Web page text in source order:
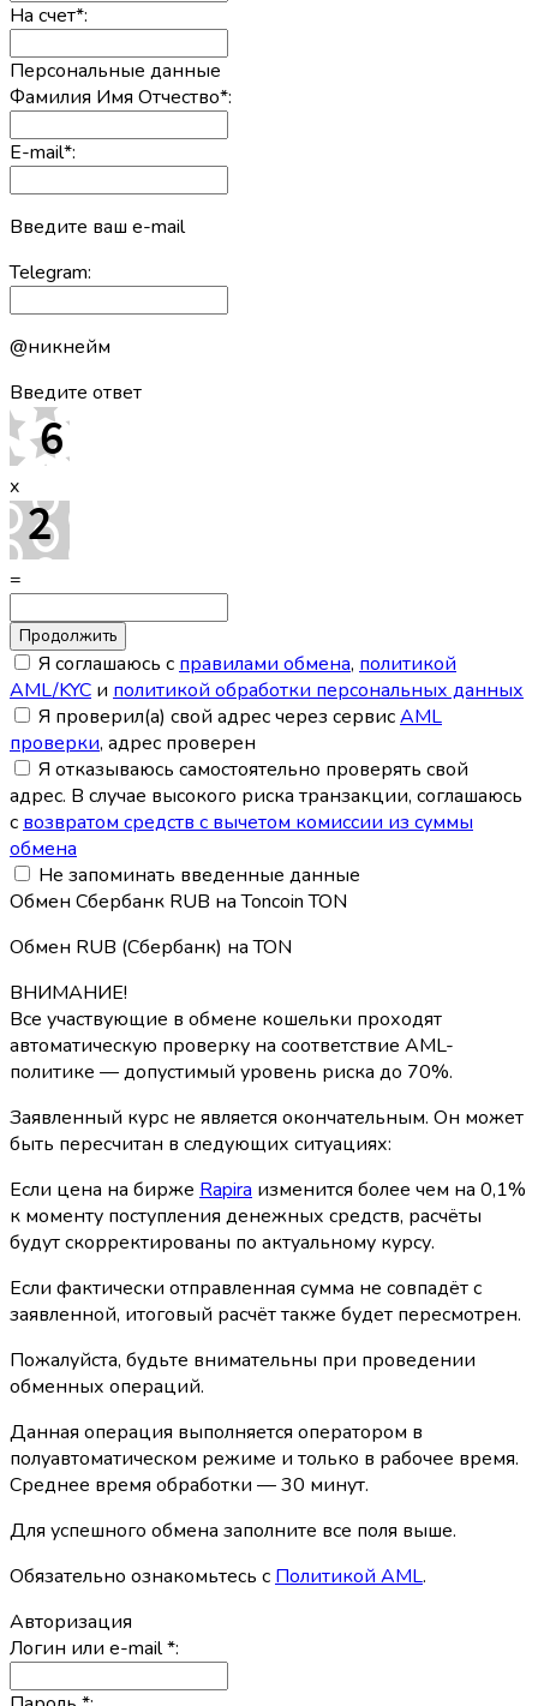
На счет*:
Персональные данные
Фамилия Имя Отчество*:
E-mail*:
Введите ваш e-mail
Telegram:
@никнейм
Введите ответ
x
=
Я соглашаюсь с правилами обмена, политикой
AML/KYC и политикой обработки персональных данных
Я проверил(а) свой адрес через сервисAML
проверки, адрес проверен
Я отказываюсь самостоятельно проверять свой
адрес. В случае высокого риска транзакции, соглашаюсь
с возвратом средств с вычетом комиссии из суммы
обмена
Не запоминать введенные данные
Обмен Сбербанк RUB на Toncoin TON
Обмен RUB (Сбербанк) на TON
ВНИМАНИЕ!
Все участвующие в обмене кошельки проходят
автоматическую проверку на соответствие AML-
политике — допустимый уровень риска до 70%.
Заявленный курс не является окончательным. Он может
быть пересчитан в следующих ситуациях:
Если цена на бирже Rapira изменится более чем на 0,1%
к моменту поступления денежных средств, расчёты
будут скорректированы по актуальному курсу.
Если фактически отправленная сумма не совпадёт с
заявленной, итоговый расчёт также будет пересмотрен.
Пожалуйста, будьте внимательны при проведении
обменных операций.
Данная операция выполняется оператором в
полуавтоматическом режиме и только в рабочее время.
Среднее время обработки — 30 минут.
Для успешного обмена заполните все поля выше.
Обязательно ознакомьтесь с Политикой AML.
Авторизация
Логин или e-mail*: